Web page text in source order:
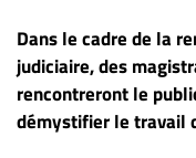
ET
JURISTES
Offres
d'emploi
Dans le cadre de la
judiciaire, des
rencontreront le
démystifier le travail